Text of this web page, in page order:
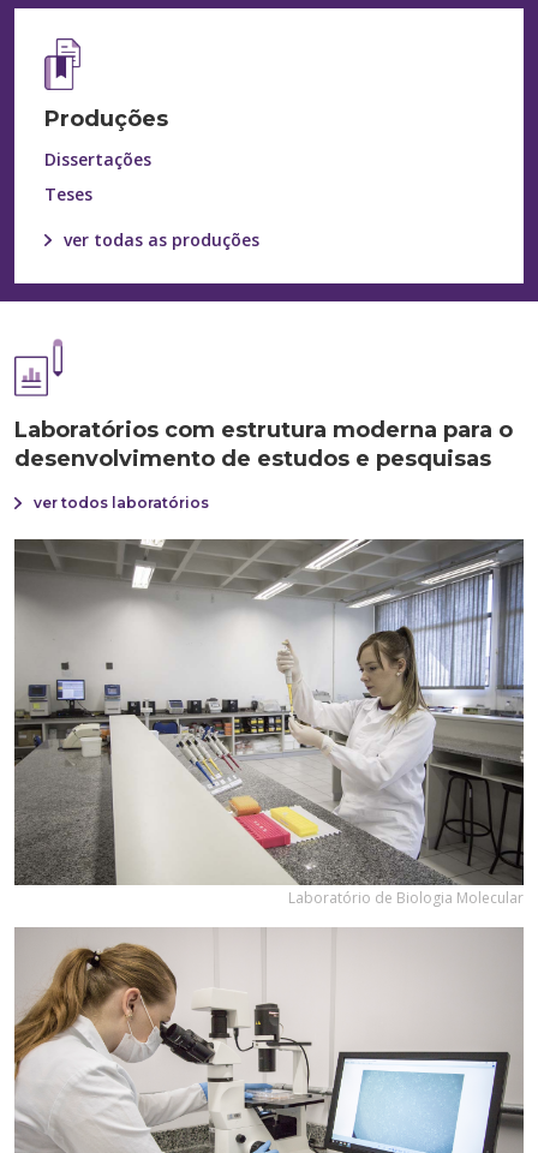
Produções
Dissertações
Teses
ver todas as produções
Laboratórios com estrutura moderna para o
desenvolvimento de estudos e pesquisas
ver todos laboratórios
Laboratório de Biologia Molecular